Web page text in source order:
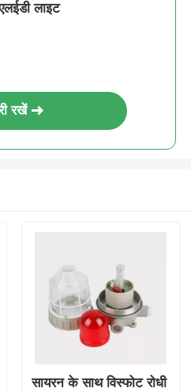
लाइट
रखें
सायरन के साथ विस्फोट रोधी